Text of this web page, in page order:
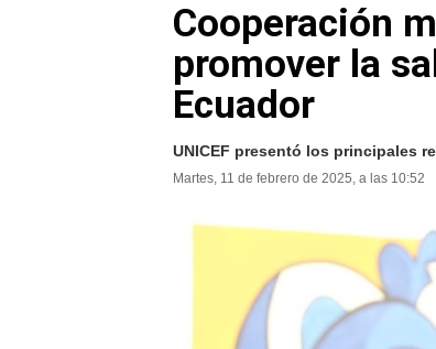
Cooperación
promover la
Ecuador
UNICEF presentó los principales
Martes, 11 de febrero de 2025, a las 10:52